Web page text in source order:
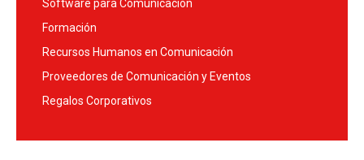
Software para Comunicación
Formación
Recursos Humanos en Comunicación
Proveedores de Comunicación y Eventos
Regalos Corporativos